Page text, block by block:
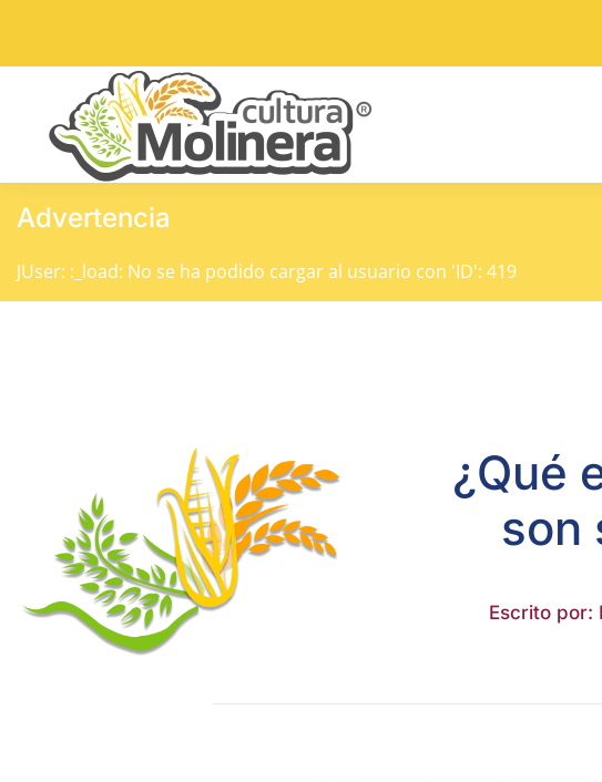
Skip to main content
Advertencia
JUser: :_load: No se ha podido cargar al usuario con 'ID': 419
¿Qué
son
Escrito por: